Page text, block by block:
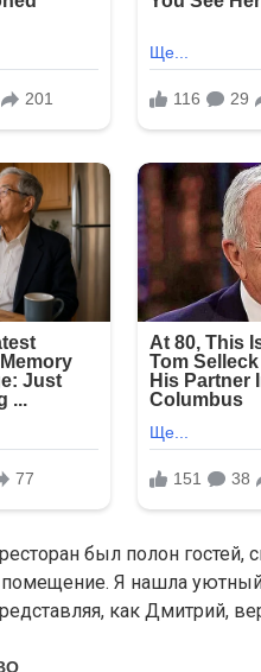
был полон гостей,
Я нашла уютный
как Дмитрий,